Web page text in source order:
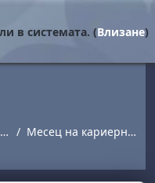
в системата. (Влизане)
Новини Месец на кариерното развитие